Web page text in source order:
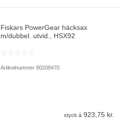
Fiskars PowerGear häcksax
m/dubbel. utvid., HSX92
Artikelnummer 80208470
styck á 923,75 kr.